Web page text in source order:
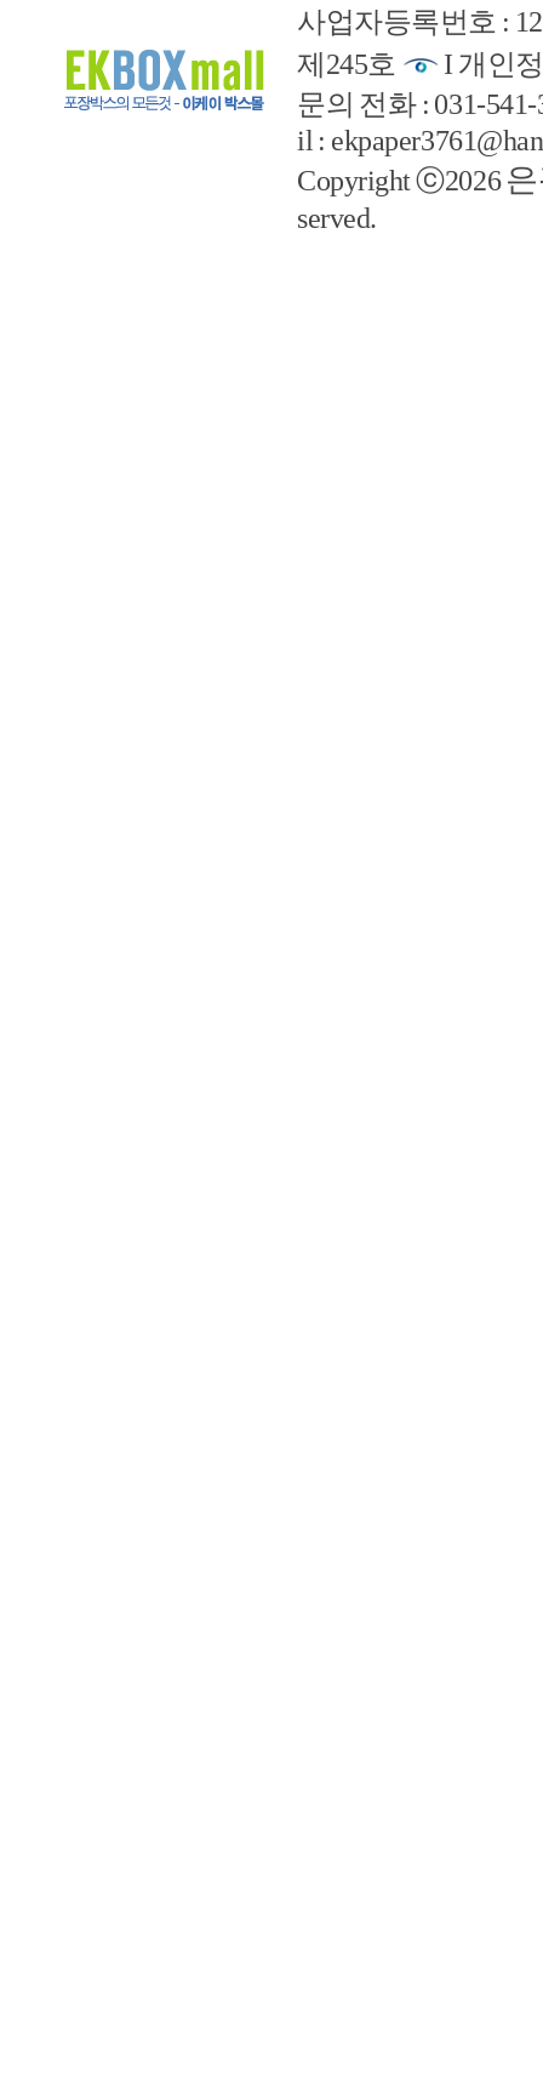
사업자등록번호 :
제245호
I 개인
문의 전화 : 031-541-
il :
Copyright ⓒ2026
served.